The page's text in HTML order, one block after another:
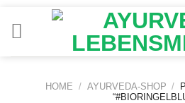
Inhalt
HOME / AYURVEDA-SHOP /